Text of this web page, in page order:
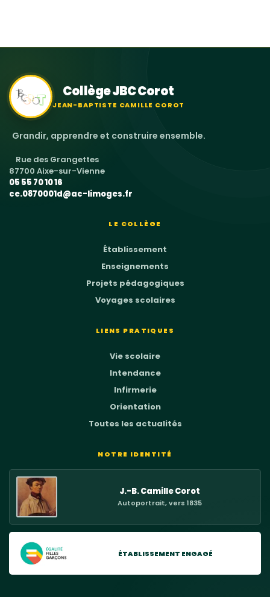
Collège JBC Corot
JEAN-BAPTISTE CAMILLE COROT
Grandir, apprendre et construire ensemble.
Rue des Grangettes
87700 Aixe-sur-Vienne
05 55 70 10 16
ce.0870001d@ac-limoges.fr
LE COLLÈGE
Établissement
Enseignements
Projets pédagogiques
Voyages scolaires
LIENS PRATIQUES
Vie scolaire
Intendance
Infirmerie
Orientation
Toutes les actualités
NOTRE IDENTITÉ
J.-B. Camille Corot
Autoportrait, vers 1835
ÉTABLISSEMENT ENGAGÉ